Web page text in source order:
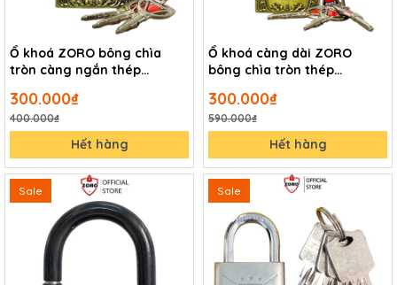
Ổ khoá ZORO bông chìa
tròn càng ngắn thép
300.000₫
400.000₫
Hết hàng
Ổ khoá càng dài ZORO
bông chìa tròn thép
nước
300.000₫
590.000₫
Hết hàng
Sale Sale